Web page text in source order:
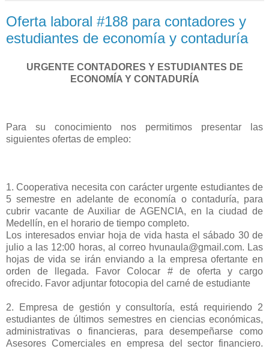
Oferta laboral #188 para contadores y
estudiantes de economía y contaduría
URGENTE CONTADORES Y ESTUDIANTES DE
ECONOMÍA Y CONTADURÍA
Para su conocimiento nos permitimos presentar las
siguientes ofertas de empleo:
1. Cooperativa necesita con carácter urgente estudiantes de
5 semestre en adelante de economía o contaduría, para
cubrir vacante de Auxiliar de AGENCIA, en la ciudad de
Medellín, en el horario de tiempo completo.
Los interesados enviar hoja de vida hasta el sábado 30 de
julio a las 12:00 horas, al correo hvunaula@gmail.com. Las
hojas de vida se irán enviando a la empresa ofertante en
orden de llegada. Favor Colocar # de oferta y cargo
ofrecido. Favor adjuntar fotocopia del carné de estudiante
2. Empresa de gestión y consultoría, está requiriendo 2
estudiantes de últimos semestres en ciencias económicas,
administrativas o financieras, para desempeñarse como
Asesores Comerciales en empresa del sector financiero.